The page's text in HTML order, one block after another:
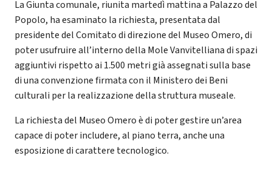
La Giunta comunale, riunita martedì mattina a Palazzo del
Popolo, ha esaminato la richiesta, presentata dal
presidente del Comitato di direzione del Museo Omero, di
poter usufruire all’interno della Mole Vanvitelliana di spazi
aggiuntivi rispetto ai 1.500 metri già assegnati sulla base
di una convenzione firmata con il Ministero dei Beni
culturali per la realizzazione della struttura museale.
La richiesta del Museo Omero è di poter gestire un’area
capace di poter includere, al piano terra, anche una
esposizione di carattere tecnologico.